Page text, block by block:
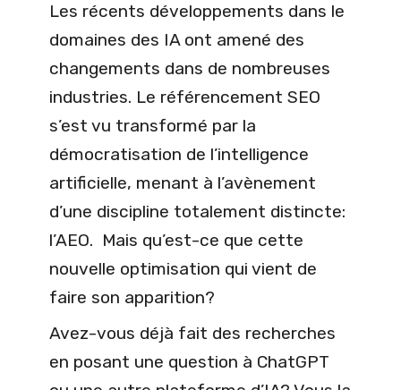
Les récents développements dans le
domaines des IA ont amené des
changements dans de nombreuses
industries. Le référencement SEO
s’est vu transformé par la
démocratisation de l’intelligence
artificielle, menant à l’avènement
d’une discipline totalement distincte:
l’AEO. Mais qu’est-ce que cette
nouvelle optimisation qui vient de
faire son apparition?
Avez-vous déjà fait des recherches
en posant une question à ChatGPT